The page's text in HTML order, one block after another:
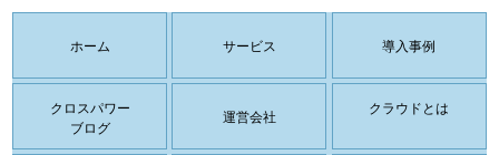
ホーム サービス 導入事例
クロスパワー
ブログ
運営会社
クラウドとは